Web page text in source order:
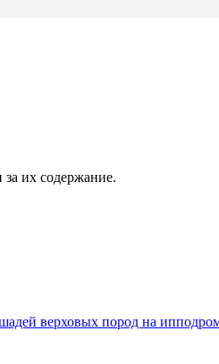
их содержание.
верховых пород на